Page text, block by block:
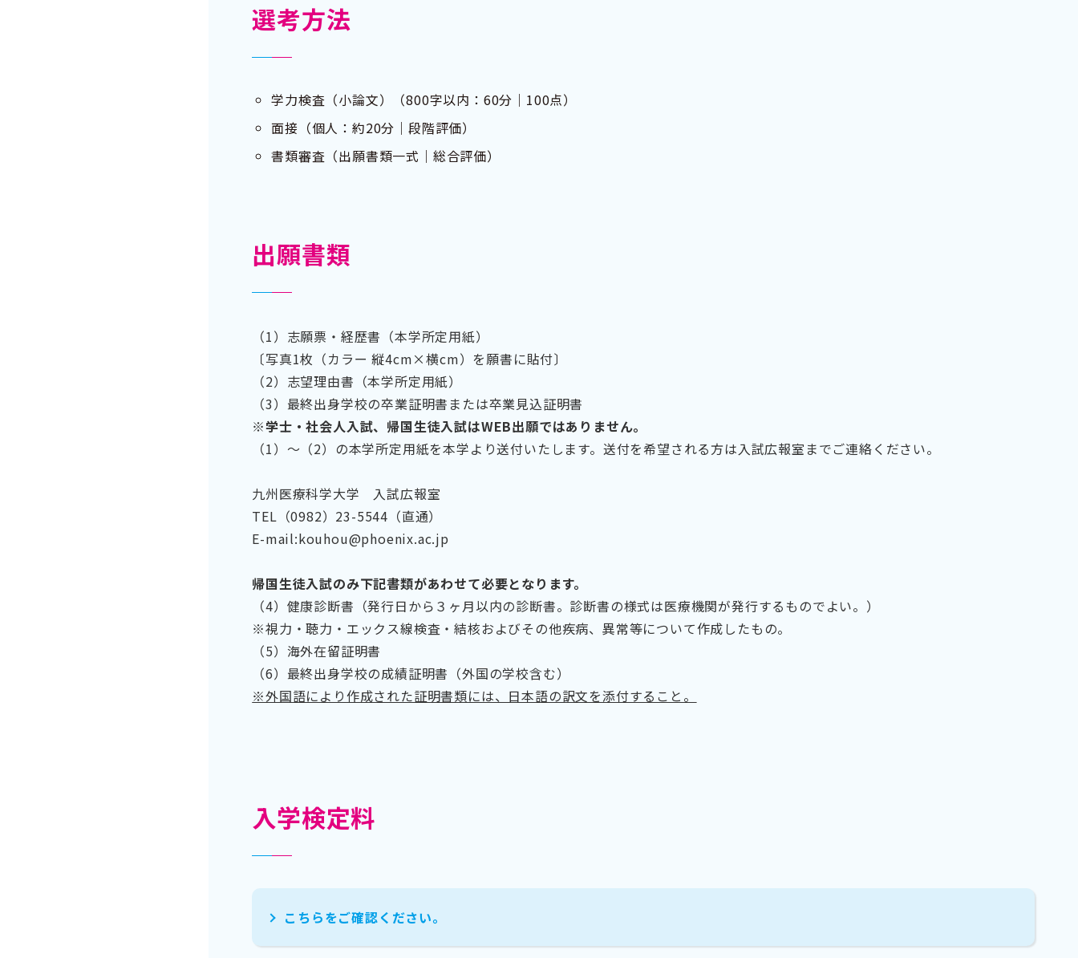
選考方法
学力検査（小論文）（800字以内：60分｜100点）
面接（個人：約20分｜段階評価）
書類審査（出願書類一式｜総合評価）
出願書類
（1）志願票・経歴書（本学所定用紙）
〔写真1枚（カラー 縦4cm×横cm）を願書に貼付〕
（2）志望理由書（本学所定用紙）
（3）最終出身学校の卒業証明書または卒業見込証明書
※学士・社会人入試、帰国生徒入試はWEB出願ではありません。
（1）～（2）の本学所定用紙を本学より送付いたします。送付を希望される方は入試広報室までご連絡ください。
九州医療科学大学 入試広報室
TEL（0982）23-5544（直通）
E-mail:kouhou@phoenix.ac.jp
帰国生徒入試のみ下記書類があわせて必要となります。
（4）健康診断書（発行日から３ヶ月以内の診断書。診断書の様式は医療機関が発行するものでよい。）
※視力・聴力・エックス線検査・結核およびその他疾病、異常等について作成したもの。
（5）海外在留証明書
（6）最終出身学校の成績証明書（外国の学校含む）
※外国語により作成された証明書類には、日本語の訳文を添付すること。
入学検定料
こちらをご確認ください。